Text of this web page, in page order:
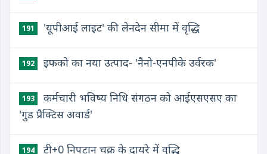
191 'यूपीआई लाइट' की लेनदेन सीमा में वृद्धि
192 इफको का नया उत्पाद- 'नैनो-एनपीके उर्वरक'
193
कर्मचारी भविष्य निधि संगठन को आईएसएसए का
'गुड प्रैक्टिस अवार्ड'
194 टी+0 निपटान चक्र के दायरे में वृद्धि